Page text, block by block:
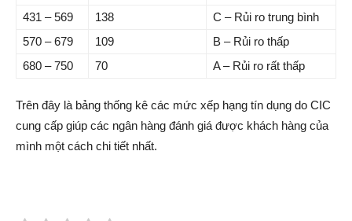
431 – 569
138
C – Rủi ro trung bình
570 – 679
109
B – Rủi ro thấp
680 – 750
70 A – Rủi ro rất thấp
Trên đây là bảng thống kê các mức xếp hạng tín dụng do CIC
cung cấp giúp các ngân hàng đánh giá được khách hàng của
mình một cách chi tiết nhất.